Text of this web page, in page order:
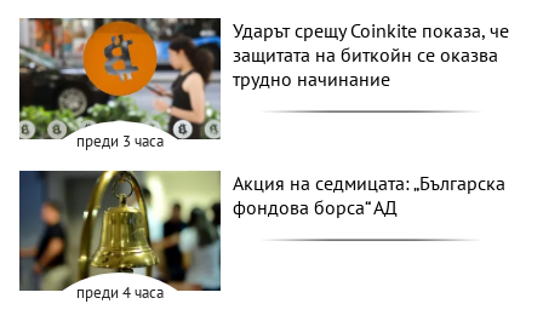
преди 3 часа
Ударът срещу Coinkite показа, че
защитата на биткойн се оказва
трудно начинание
преди 4 часа
Акция на седмицата: „Българска
фондова борса“ АД